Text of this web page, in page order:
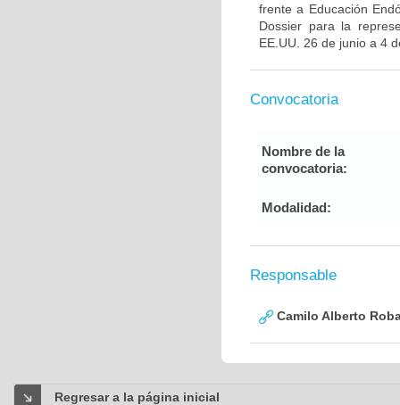
frente a Educación
Dossier para la
EE.UU. 26 de junio a 4
Convocatoria
Nombre de la
convocatoria:
Modalidad:
Responsable
Camilo Alberto
Regresar a la página inicial